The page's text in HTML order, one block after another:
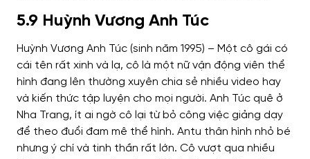
5.9 Huỳnh Vương Anh Túc
Huỳnh Vương Anh Túc (sinh năm 1995) – Một cô gái có
cái tên rất xinh và lạ, cô là một nữ vận động viên thể
hình đang lên thường xuyên chia sẻ nhiều video hay
và kiến ​​thức tập luyện cho mọi người. Anh Túc quê ở
Nha Trang, ít ai ngờ cô lại từ bỏ công việc giảng dạy
để theo đuổi đam mê thể hình. Antu thân hình nhỏ bé
nhưng ý chí và tinh thần rất lớn. Cô vượt qua nhiều